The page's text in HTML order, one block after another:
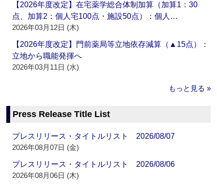
【2026年度改定】在宅薬学総合体制加算（加算1：30
点、加算2：個人宅100点・施設50点）：個人…
2026年03月12日 (木)
【2026年度改定】門前薬局等立地依存減算（▲15点）：
立地から職能発揮へ
2026年03月11日 (水)
もっと見る »
Press Release Title List
プレスリリース・タイトルリスト 2026/08/07
2026年08月07日 (金)
プレスリリース・タイトルリスト 2026/08/06
2026年08月06日 (木)